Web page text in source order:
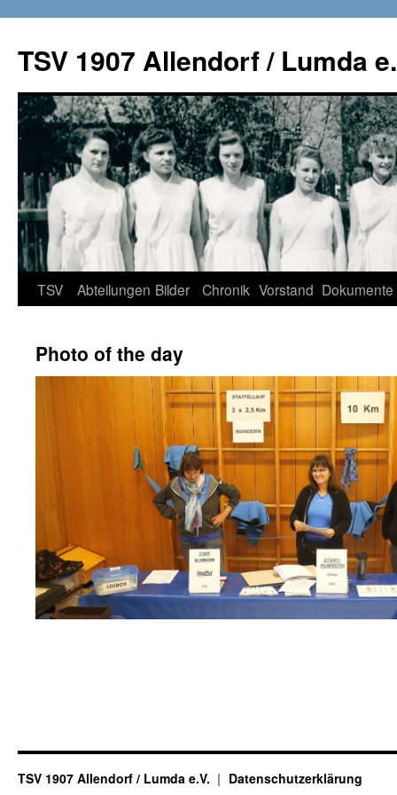
TSV 1907 Allendorf / Lumda
Zum
springen
TSV Abteilungen Bilder Chronik Vorstand Dokumente
Photo of the day
TSV 1907 Allendorf / Lumda e.V. Datenschutzerklärung